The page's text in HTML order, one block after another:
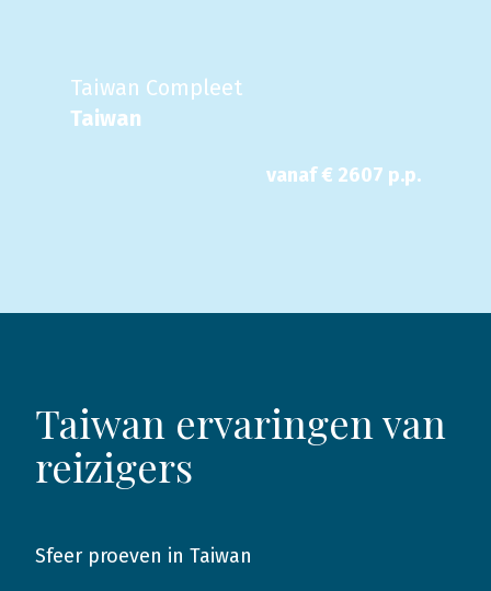
Taiwan Compleet
Taiwan
vanaf € 2607 p.p.
Taiwan ervaringen van
reizigers
2016
Sfeer proeven in Taiwan